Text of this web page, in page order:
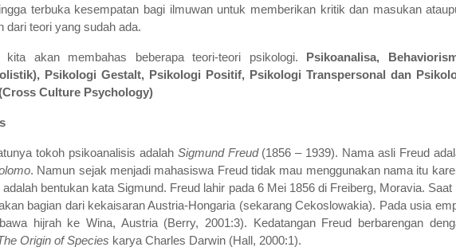
terbuka kesempatan bagi ilmuwan untuk memberikan kritik dan masukan
dari teori yang sudah ada.
kita akan membahas beberapa teori-teori psikologi. Psikoanalisa,
Psikologi Gestalt, Psikologi Positif, Psikologi Transpersonal dan
Culture Psychology)
tokoh psikoanalisis adalah Sigmund Freud(1856 – 1939). Nama asli Freud
. Namun sejak menjadi mahasiswa Freud tidak mau menggunakan nama itu
bentukan kata Sigmund. Freud lahir pada 6 Mei 1856 di Freiberg, Moravia. Saat
bagian dari kekaisaran Austria-Hongaria (sekarang Cekoslowakia). Pada usia
hijrah ke Wina, Austria (Berry, 2001:3). Kedatangan Freud berbarengan
Origin of Species karya Charles Darwin (Hall, 2000:1).